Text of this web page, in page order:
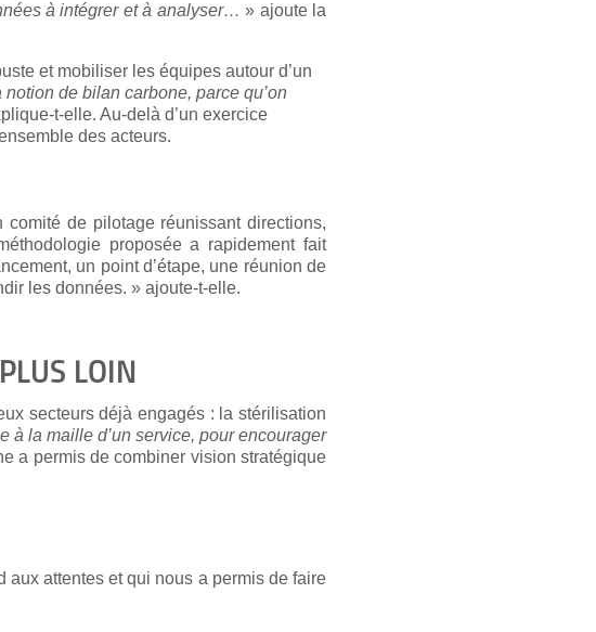
à intégrer et à analyser… » ajoute la
et mobiliser les équipes autour d’un
de bilan carbone, parce qu’on
t-elle. Au-delà d’un exercice
des acteurs.
de pilotage réunissant directions,
proposée a rapidement fait
un point d’étape, une réunion de
les données. » ajoute-t-elle.
LOIN
secteurs déjà engagés : la stérilisation
à la maille d’un service, pour encourager
a permis de combiner vision stratégique
attentes et qui nous a permis de faire